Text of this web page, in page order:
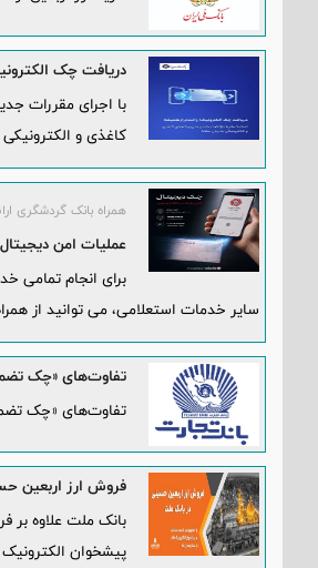
دریافت چک
کاغذی و
همراه بانک گردشگری
عملیات امن دیجیتال
برای انجام
سایر خدمات استعلامی، می توانید از
تفاوت‌های «چک
تفاوت‌های «چک
فروش ارز اربعین
بانک ملت علاوه
پیشخوان